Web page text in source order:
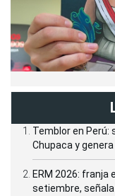
Temblor en Perú:
Chupaca y
ERM 2026: franja
setiembre, señala